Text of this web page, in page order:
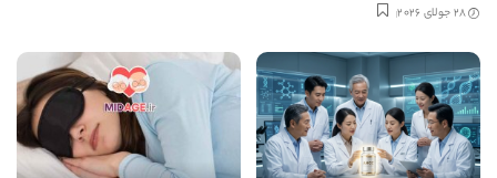
28 جولای 2026